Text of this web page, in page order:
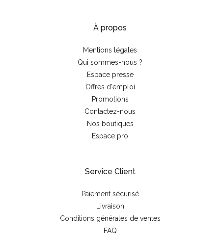
À propos
Mentions légales
Qui sommes-nous ?
Espace presse
Offres d'emploi
Promotions
Contactez-nous
Nos boutiques
Espace pro
Service Client
Paiement sécurisé
Livraison
Conditions générales de ventes
FAQ